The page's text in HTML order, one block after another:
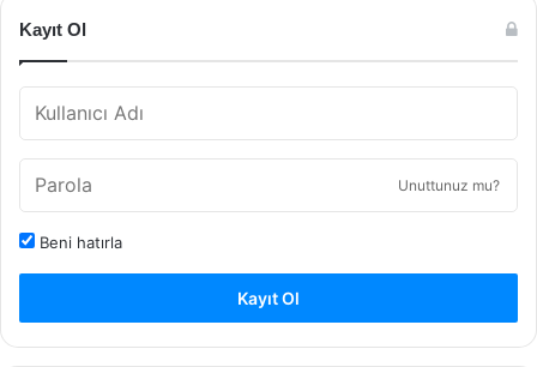
Kayıt Ol
Unuttunuz mu?
Beni hatırla
Kayıt Ol